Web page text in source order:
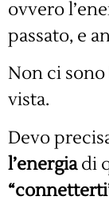
ovvero
passato, e
Non ci
vista.
Devo
l’energiadi